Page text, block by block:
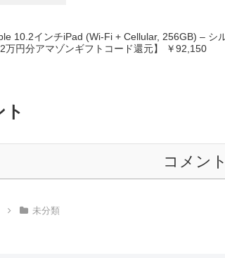
10.2インチiPad (Wi-Fi + Cellular, 256GB) – シ
万円分アマゾンギフトコード還元】 ￥92,150
ト
コメン
未分類